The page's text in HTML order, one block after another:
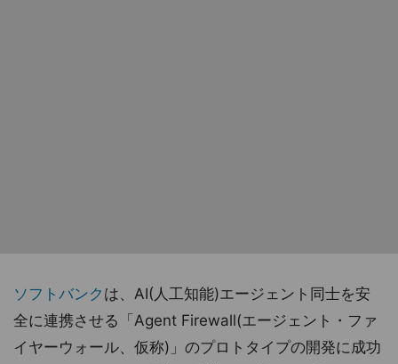
ソフトバンク は、AI(人工知能)エージェント同士を安
全に連携させる「Agent Firewall(エージェント・ファ
イヤーウォール、仮称)」のプロトタイプの開発に成功